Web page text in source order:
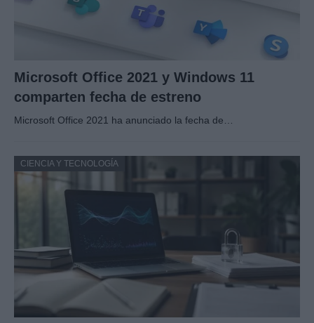
Microsoft Office 2021 y Windows 11
comparten fecha de estreno
Microsoft Office 2021 ha anunciado la fecha de…
CIENCIA Y TECNOLOGÍA